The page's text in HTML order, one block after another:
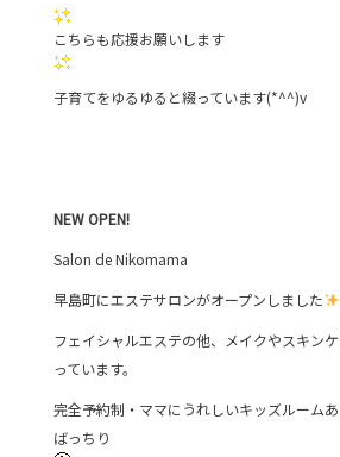
こちらも応援お願いします
子育てをゆるゆると綴っています(*^^)v
NEW OPEN!
Salon de Nikomama
早島町にエステサロンがオープンしました
フェイシャルエステの他、メイクやスキン
っています。
完全予約制・ママにうれしいキッズルーム
ばっちり